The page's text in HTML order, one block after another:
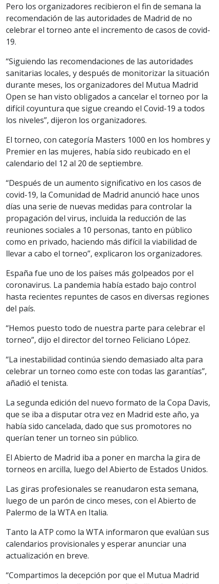
Pero los organizadores recibieron el fin de semana la
recomendación de las autoridades de Madrid de no
celebrar el torneo ante el incremento de casos de covid-
19.
“Siguiendo las recomendaciones de las autoridades
sanitarias locales, y después de monitorizar la situación
durante meses, los organizadores del Mutua Madrid
Open se han visto obligados a cancelar el torneo por la
difícil coyuntura que sigue creando el Covid-19 a todos
los niveles”, dijeron los organizadores.
El torneo, con categoría Masters 1000 en los hombres y
Premier en las mujeres, había sido reubicado en el
calendario del 12 al 20 de septiembre.
“Después de un aumento significativo en los casos de
covid-19, la Comunidad de Madrid anunció hace unos
días una serie de nuevas medidas para controlar la
propagación del virus, incluida la reducción de las
reuniones sociales a 10 personas, tanto en público
como en privado, haciendo más difícil la viabilidad de
llevar a cabo el torneo”, explicaron los organizadores.
España fue uno de los países más golpeados por el
coronavirus. La pandemia había estado bajo control
hasta recientes repuntes de casos en diversas regiones
del país.
“Hemos puesto todo de nuestra parte para celebrar el
torneo”, dijo el director del torneo Feliciano López.
“La inestabilidad continúa siendo demasiado alta para
celebrar un torneo como este con todas las garantías”,
añadió el tenista.
La segunda edición del nuevo formato de la Copa Davis,
que se iba a disputar otra vez en Madrid este año, ya
había sido cancelada, dado que sus promotores no
querían tener un torneo sin público.
El Abierto de Madrid iba a poner en marcha la gira de
torneos en arcilla, luego del Abierto de Estados Unidos.
Las giras profesionales se reanudaron esta semana,
luego de un parón de cinco meses, con el Abierto de
Palermo de la WTA en Italia.
Tanto la ATP como la WTA informaron que evalúan sus
calendarios provisionales y esperar anunciar una
actualización en breve.
“Compartimos la decepción por que el Mutua Madrid